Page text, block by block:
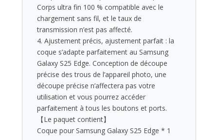
Corps ultra fin 100 % compatible avec le
chargement sans fil, et le taux de
transmission n’est pas affecté.
4. Ajustement précis, ajustement parfait : la
coque s’adapte parfaitement au Samsung
Galaxy S25 Edge. Conception de découpe
précise des trous de l’appareil photo, une
découpe précise n’affectera pas votre
utilisation et vous pourrez accéder
parfaitement à tous les boutons et ports.
【Le paquet contient】
Coque pour Samsung Galaxy S25 Edge * 1